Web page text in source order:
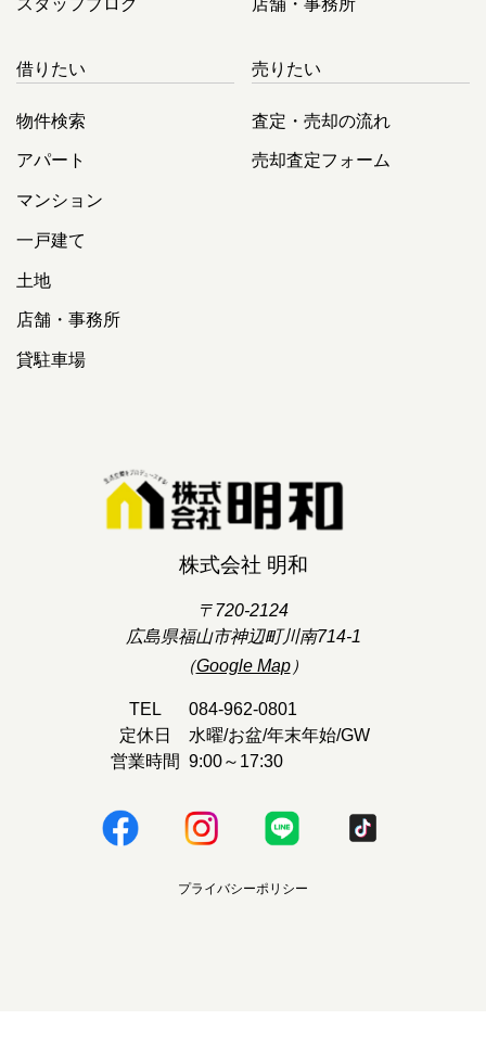
借りたい
物件検索
アパート
マンション
一戸建て
土地
店舗・事務所
貸駐車場
売りたい
査定・売却の流れ
売却査定フォーム
株式会社 明和
〒720-2124
広島県福山市神辺町川南714-1
（Google Map）
TEL
084-962-0801
定休日
水曜/お盆/年末年始/GW
営業時間 9:00～17:30
プライバシーポリシー